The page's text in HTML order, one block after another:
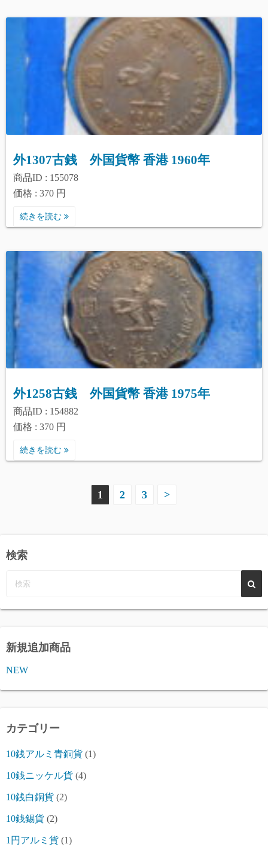
外1307古銭 外国貨幣 香港 1960年
商品ID : 155078
価格 : 370 円
続きを読む
外1258古銭 外国貨幣 香港 1975年
商品ID : 154882
価格 : 370 円
続きを読む
ペ
ー
ジ
1 2 3 >
検索
新規追加商品
NEW
カテゴリー
10銭アルミ青銅貨 (1)
10銭ニッケル貨 (4)
10銭白銅貨 (2)
10銭錫貨 (2)
1円アルミ貨 (1)